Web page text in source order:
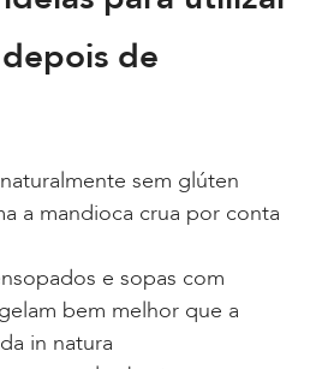
de
sem glúten
a mandioca crua por conta
e sopas com
bem melhor que a
in natura